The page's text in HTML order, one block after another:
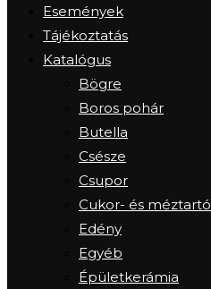
Események
Tájékoztatás
Katalógus
Bögre
Boros pohár
Butella
Csésze
Csupor
Cukor- és méztartó
Edény
Egyéb
Épületkerámia